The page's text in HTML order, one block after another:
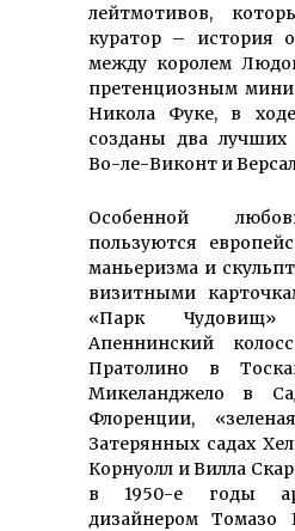
лейтмотивов,
куратор – история
между королем
претенциозным
Никола Фуке, в
созданы два
Во-ле-Виконт и
Особенной
пользуются
маньеризма и
визитными
«Парк
Апеннинский
Пратолино в
Микеланджело в
Флоренции,
Затерянных садах
Корнуолл и Вилла
в 1950-е годы
дизайнером Томазо